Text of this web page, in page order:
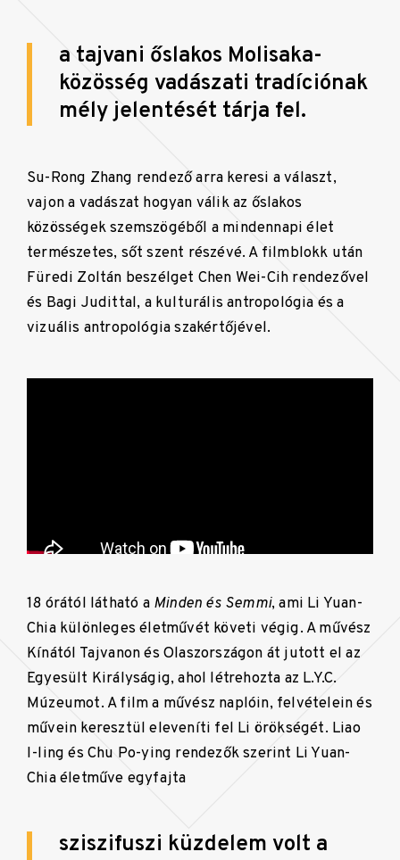
a tajvani őslakos Molisaka-
közösség vadászati tradíciónak
mély jelentését tárja fel.
Su-Rong Zhang rendező arra keresi a választ,
vajon a vadászat hogyan válik az őslakos
közösségek szemszögéből a mindennapi élet
természetes, sőt szent részévé. A filmblokk után
Füredi Zoltán beszélget Chen Wei-Cih rendezővel
és Bagi Judittal, a kulturális antropológia és a
vizuális antropológia szakértőjével.
18 órától látható a Minden és Semmi, ami Li Yuan-
Chia különleges életművét követi végig. A művész
Kínától Tajvanon és Olaszországon át jutott el az
Egyesült Királyságig, ahol létrehozta az L.Y.C.
Múzeumot. A film a művész naplóin, felvételein és
művein keresztül eleveníti fel Li örökségét. Liao
I-ling és Chu Po-ying rendezők szerint Li Yuan-
Chia életműve egyfajta
sziszifuszi küzdelem volt a